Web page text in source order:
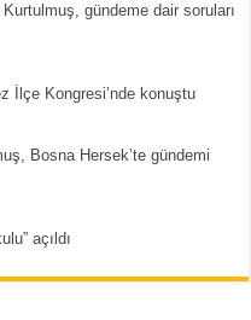
gündeme dair soruları
İlçe Kongresi’nde konuştu
Bosna Hersek’te gündemi
açıldı